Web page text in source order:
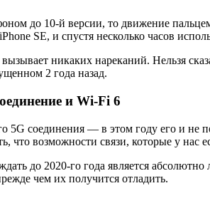
до 10-й версии, то движение
SE, и спустя несколько часов
никаких нареканий. Нельзя
2 года назад.
и Wi-Fi 6
5G соединения — в этом году его и
возможности связи, которые у нас
до 2020-го года является
чем их получится отладить.